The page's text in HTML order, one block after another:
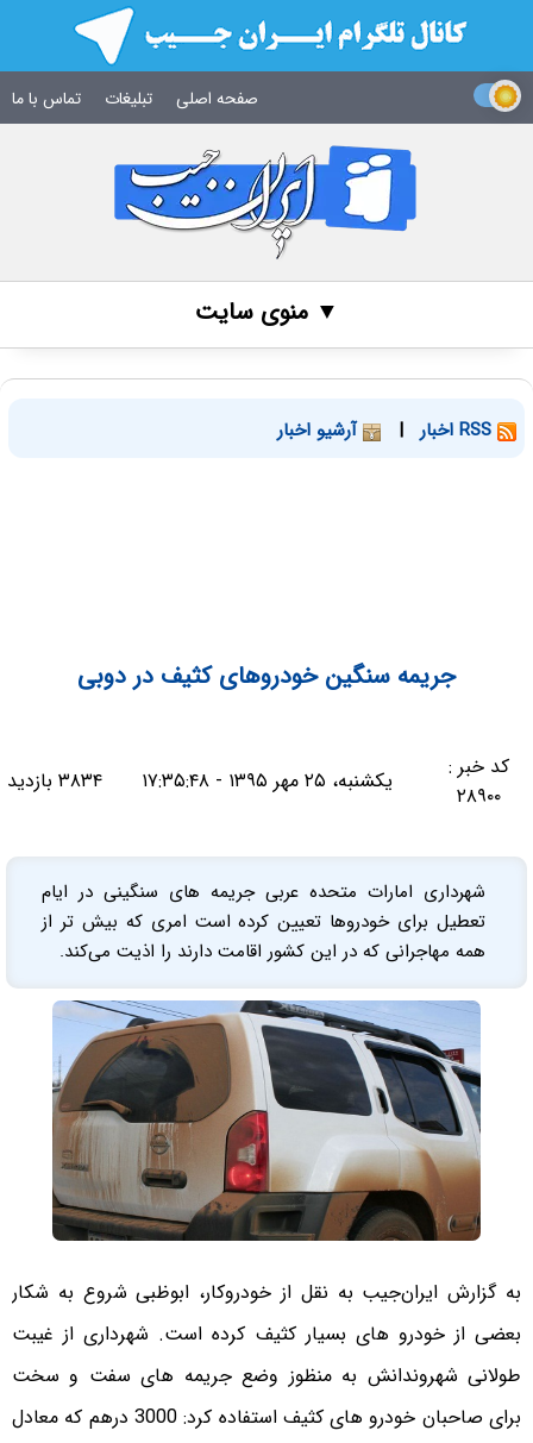
صفحه اصلی تبلیغات تماس با ما
▼ منوی سایت
| آرشیو اخبار
جریمه سنگین خودروهای کثیف در دوبی
کد خبر :
۲۸۹۰۰
یکشنبه، ۲۵ مهر ۱۳۹۵ - ۱۷:۳۵:۴۸ ۳۸۳۴ بازدید
شهرداری امارات متحده عربی جریمه های سنگینی در ایام
تعطیل برای خودروها تعیین کرده است امری که بیش تر از
همه مهاجرانی که در این کشور اقامت دارند را اذیت می‌کند.
به گزارش ایران‌جیب به نقل از خودروکار، ابوظبی شروع به شکار
بعضی از خودرو های بسیار کثیف کرده است. شهرداری از غیبت
طولانی شهروندانش به منظوز وضع جریمه های سفت و سخت
برای صاحبان خودرو های کثیف استفاده کرد: 3000 درهم که معادل